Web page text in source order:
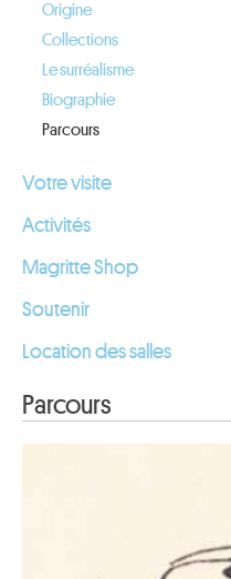
Origine
Collections
Le surréalisme
Biographie
Parcours
Votre visite
Activités
Magritte Shop
Soutenir
Location des salles
Parcours